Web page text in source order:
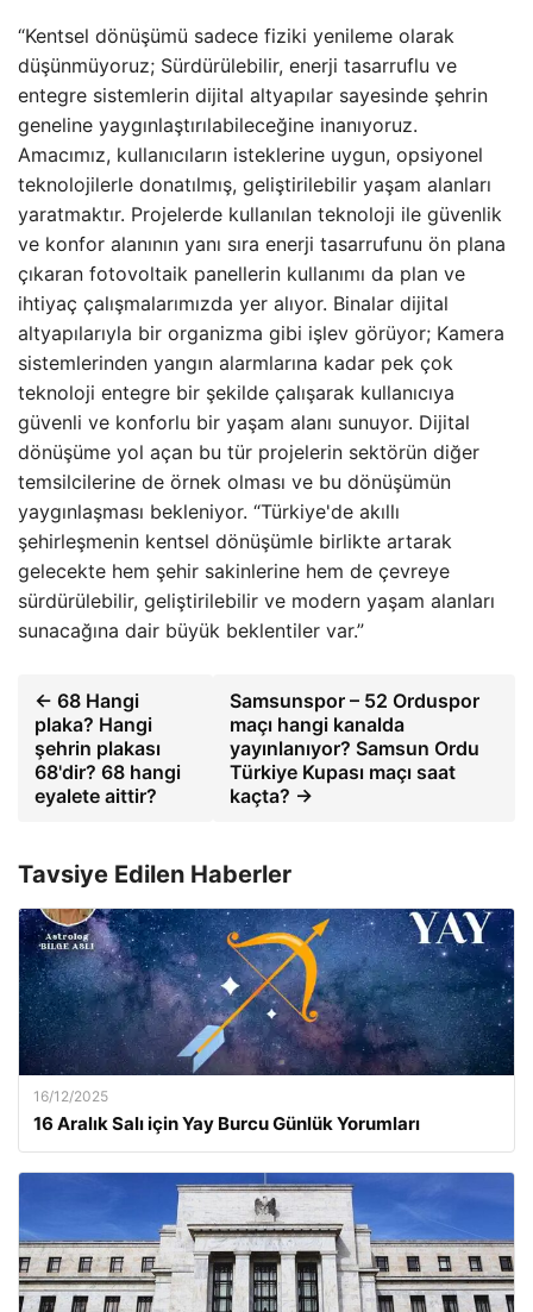
“Kentsel dönüşümü sadece fiziki yenileme olarak
düşünmüyoruz; Sürdürülebilir, enerji tasarruflu ve
entegre sistemlerin dijital altyapılar sayesinde şehrin
geneline yaygınlaştırılabileceğine inanıyoruz.
Amacımız, kullanıcıların isteklerine uygun, opsiyonel
teknolojilerle donatılmış, geliştirilebilir yaşam alanları
yaratmaktır. Projelerde kullanılan teknoloji ile güvenlik
ve konfor alanının yanı sıra enerji tasarrufunu ön plana
çıkaran fotovoltaik panellerin kullanımı da plan ve
ihtiyaç çalışmalarımızda yer alıyor. Binalar dijital
altyapılarıyla bir organizma gibi işlev görüyor; Kamera
sistemlerinden yangın alarmlarına kadar pek çok
teknoloji entegre bir şekilde çalışarak kullanıcıya
güvenli ve konforlu bir yaşam alanı sunuyor. Dijital
dönüşüme yol açan bu tür projelerin sektörün diğer
temsilcilerine de örnek olması ve bu dönüşümün
yaygınlaşması bekleniyor. “Türkiye'de akıllı
şehirleşmenin kentsel dönüşümle birlikte artarak
gelecekte hem şehir sakinlerine hem de çevreye
sürdürülebilir, geliştirilebilir ve modern yaşam alanları
sunacağına dair büyük beklentiler var.”
← 68 Hangi
plaka? Hangi
şehrin plakası
68'dir? 68 hangi
eyalete aittir?
Samsunspor – 52 Orduspor
maçı hangi kanalda
yayınlanıyor? Samsun Ordu
Türkiye Kupası maçı saat
kaçta? →
Tavsiye Edilen Haberler
16/12/2025
16 Aralık Salı için Yay Burcu Günlük Yorumları